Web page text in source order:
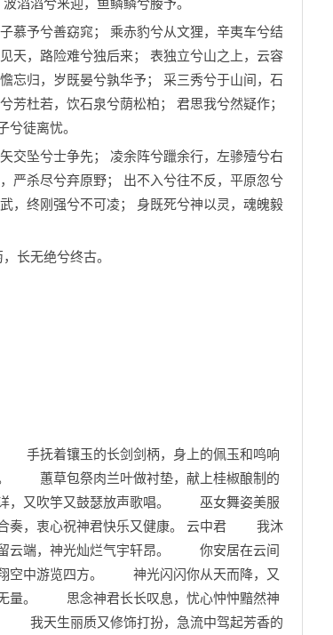
滔滔兮来迎，鱼鳞鳞兮媵予。
慕予兮善窈窕； 乘赤豹兮从文狸，辛夷车兮结
天，路险难兮独后来； 表独立兮山之上，云容
忘归，岁既晏兮孰华予； 采三秀兮于山间，石
芳杜若，饮石泉兮荫松柏； 君思我兮然疑作；
徒离忧。
交坠兮士争先； 凌余阵兮躐余行，左骖殪兮右
严杀尽兮弃原野； 出不入兮往不反，平原忽兮
，终刚强兮不可凌； 身既死兮神以灵，魂魄毅
长无绝兮终古。
抚着镶玉的长剑剑柄，身上的佩玉和鸣响
蕙草包祭肉兰叶做衬垫，献上桂椒酿制的
，又吹竽又鼓瑟放声歌唱。 巫女舞姿美服
奏，衷心祝神君快乐又健康。 云中君 我沐
云端，神光灿烂气宇轩昂。 你安居在云间
空中游览四方。 神光闪闪你从天而降，又
量。 思念神君长长叹息，忧心忡忡黯然神
天生丽质又修饰打扮，急流中驾起芳香的